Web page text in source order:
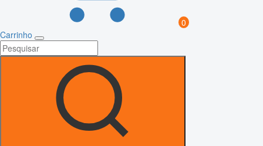
0
Carrinho